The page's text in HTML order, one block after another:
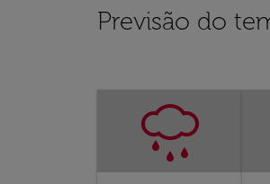
Previsão do